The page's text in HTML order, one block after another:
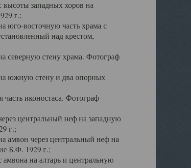
западных хоров на
г.;
восточную часть храма с
над крестом,
северную стену храма. Фотограф
южную стену и два опорных
иконостаса. Фотограф
центральный неф на западную
г.;
через центральный неф на
Б.Ф. 1929 г.;
на алтарь и центральную